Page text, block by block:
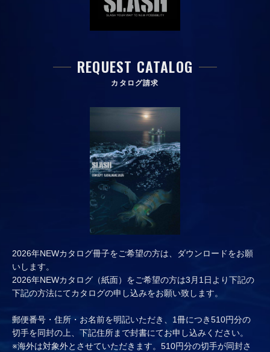
REQUEST CATALOG
カタログ請求
2026年NEWカタログ冊子をご希望の方は、ダウンロードをお願
いします。
2026年NEWカタログ（紙面）をご希望の方は3月1日より下記の
下記の方法にてカタログの申し込みをお願い致します。
郵便番号・住所・お名前を明記いただき、1冊につき510円分の
切手を同封の上、下記住所まで封書にてお申し込みください。
※海外は対象外とさせていただきます。510円分の切手が同封さ